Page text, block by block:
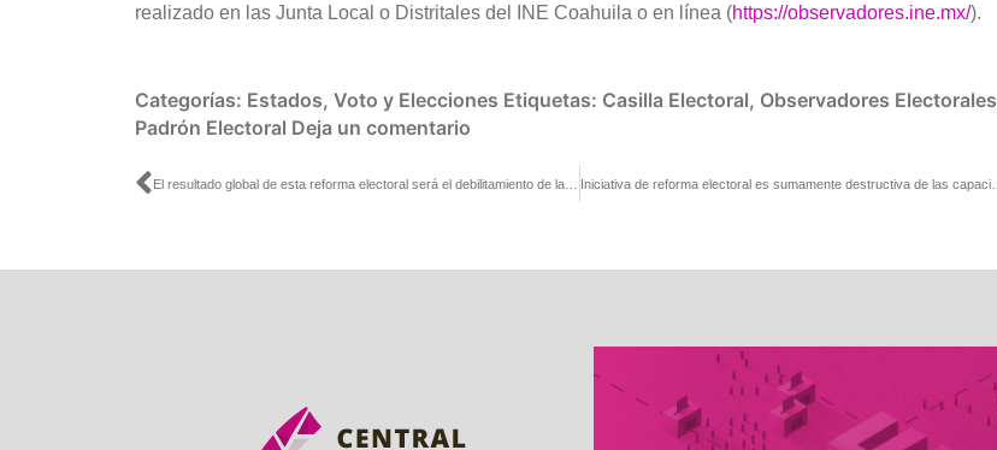
realizado en las Junta Local o Distritales del INE Coahuila o en línea (https://observadores.ine.mx/).
Categorías: Estados, Voto y Elecciones Etiquetas: Casilla Electoral, Observadores Electorales
Padrón Electoral Deja un comentario
Ant